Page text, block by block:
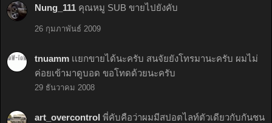
Nung_111 คุณหมู SUB ขายไปยังคับ
26 กุมภาพันธ์ 2009
tnuamm เเยกขายได้นะครับ สนจัยยังโทรมานะครับ ผมไม่
ค่อยเข้ามาดูบอด ขอโทดด้วยนะครับ
29 ธันวาคม 2008
art_overcontrol พี่คับคือว่าผมมีสปอตไลท์ตัวเดียวกับกันชน